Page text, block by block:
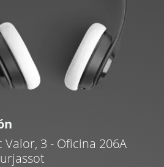
Valor, 3 - Oficina 206A